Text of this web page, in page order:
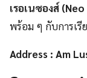
เรอเนซองส์
พร้อม ๆ กับการเรี
Address : Am